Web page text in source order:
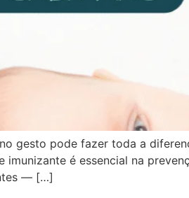
gesto pode fazer toda a
imunizante é essencial na
— […]